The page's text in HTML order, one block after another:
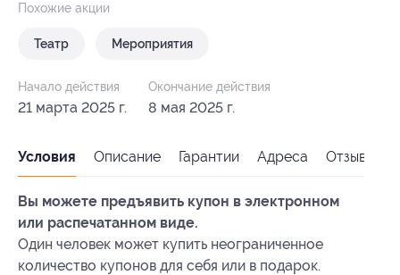
Похожие акции
Театр Мероприятия
Начало действия
21 марта 2025 г.
Окончание действия
8 мая 2025 г.
Условия Описание Гарантии Адреса Отзывы
Вы можете предъявить купон в электронном
или распечатанном виде.
Один человек может купить неограниченное
количество купонов для себя или в подарок.